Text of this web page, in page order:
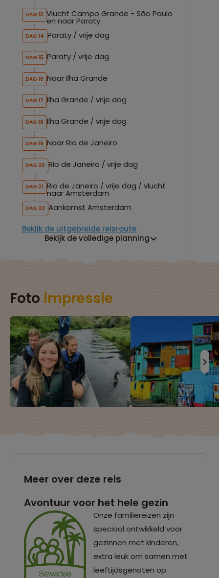
DAG 13 Vlucht Campo Grande - São Paulo
en naar Paraty
DAG 14 Paraty / vrije dag
DAG 15 Paraty / vrije dag
DAG 16 Naar Ilha Grande
DAG 17 Ilha Grande / vrije dag
DAG 18 Ilha Grande / vrije dag
DAG 19 Naar Rio de Janeiro
DAG 20 Rio de Janeiro / vrije dag
DAG 21 Rio de Janeiro / vrije dag / vlucht
naar Amsterdam
DAG 22 Aankomst Amsterdam
Bekijk de uitgebreide reisroute
Bekijk de volledige planning
Foto impressie
Meer over deze reis
Avontuur voor het hele gezin
Onze familiereizen zijn
speciaal ontwikkeld voor
gezinnen met kinderen,
extra leuk om samen met
leeftijdsgenoten op